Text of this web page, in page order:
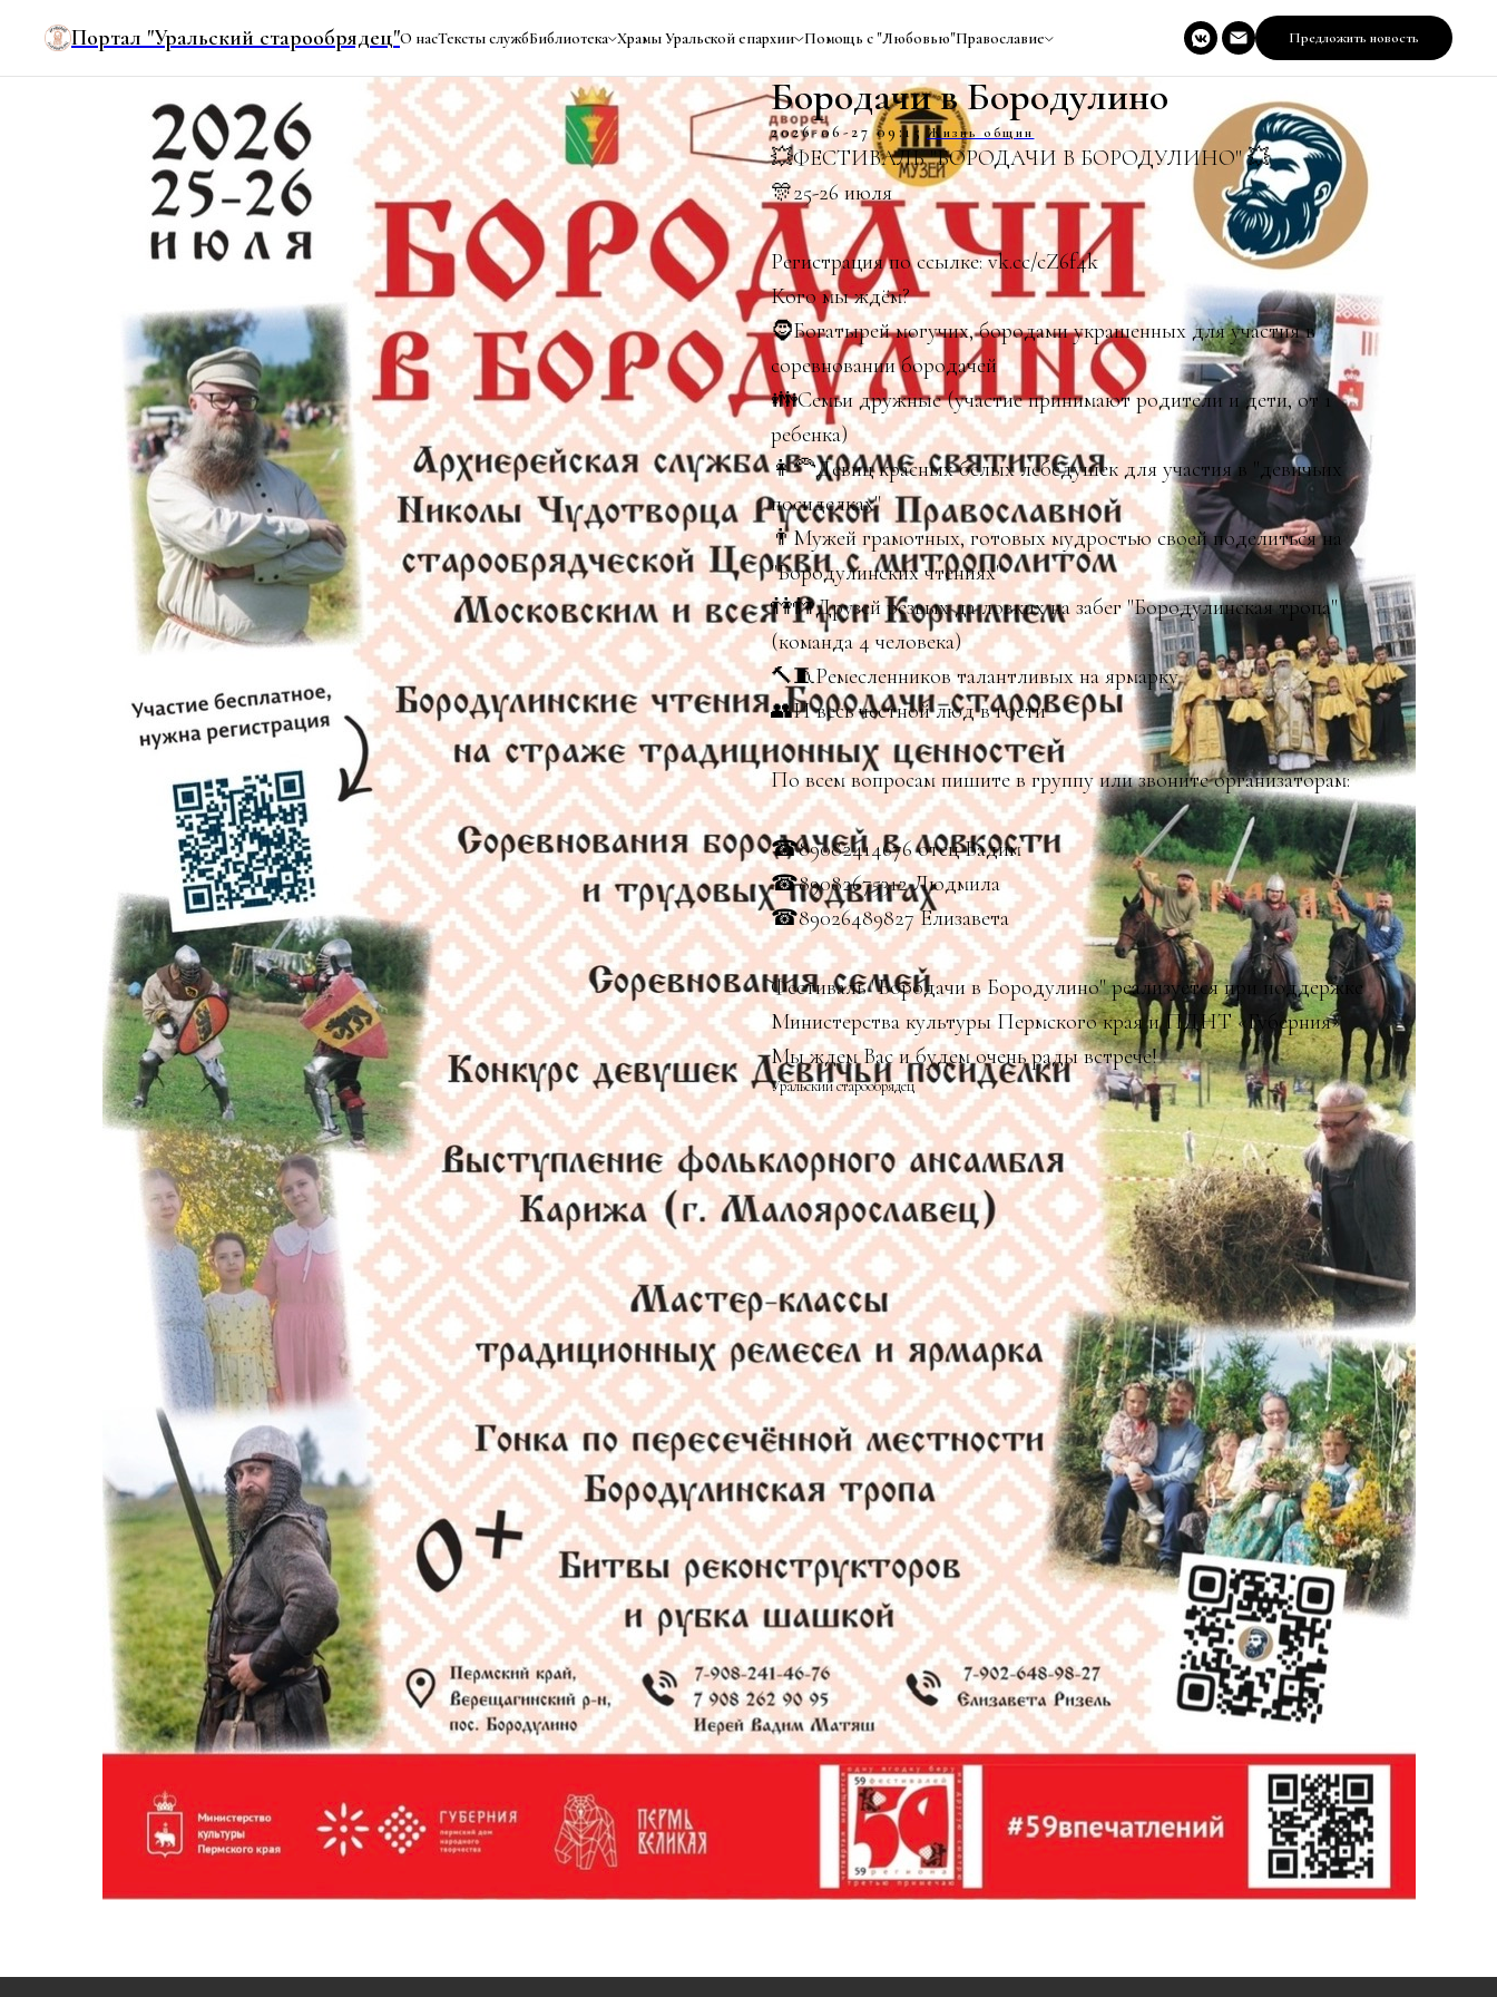
Портал "Уральский старообрядец"О насТексты службБиблиотека Храмы Уральской епархии Помощь с "Любовью"Православие Предложить новость
Бородачи в Бородулино
2026-06-27 09:15 Жизнь общин
💥ФЕСТИВАЛЬ "БОРОДАЧИ В БОРОДУЛИНО" 💥
🎊25-26 июля
Регистрация по ссылке: vk.cc/cZ6f4k
Кого мы ждём?
🧔Богатырей могучих, бородами украшенных для участия в
соревновании бородачей
👪Семьи дружные (участие принимают родители и дети, от 1
ребенка)
👩‍🦰Девиц красных белых лебёдушек для участия в "девичьих
посиделках"
👨Мужей грамотных, готовых мудростью своей поделиться на
"Бородулинских чтениях"
👫👫Друзей резвых да ловких на забег "Бородулинская тропа"
(команда 4 человека)
🔨🧵Ремесленников талантливых на ярмарку
👥И весь честной люд в гости
По всем вопросам пишите в группу или звоните организаторам:
☎89082414676 отец Вадим
☎89082675312 Людмила
☎89026489827 Елизавета
Фестиваль "Бородачи в Бородулино" реализуется при поддержке
Министерства культуры Пермского края и ПДНТ «Губерния»
Мы ждем Вас и будем очень рады встрече!
Уральский старообрядец